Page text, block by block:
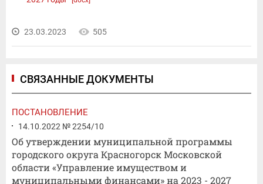
23.03.2023 505
СВЯЗАННЫЕ ДОКУМЕНТЫ
ПОСТАНОВЛЕНИЕ
14.10.2022 № 2254/10
Об утверждении муниципальной программы
городского округа Красногорск Московской
области «Управление имуществом и
муниципальными финансами» на 2023 - 2027